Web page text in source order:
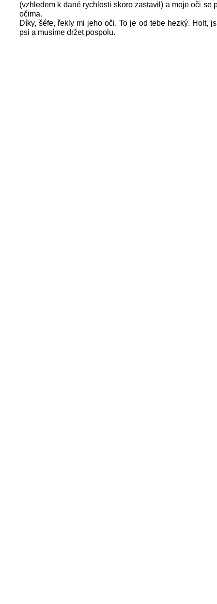
(vzhledem k dané rychlosti skoro zastavil) a moje oči se
očima.
Díky, šéfe, řekly mi jeho oči. To je od tebe hezký. Holt,
psi a musíme držet pospolu.